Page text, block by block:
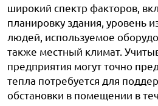
широкий спектр факторов,
планировку здания, уровень
людей, используемое
также местный климат.
предприятия могут точно
тепла потребуется для
обстановки в помещении в